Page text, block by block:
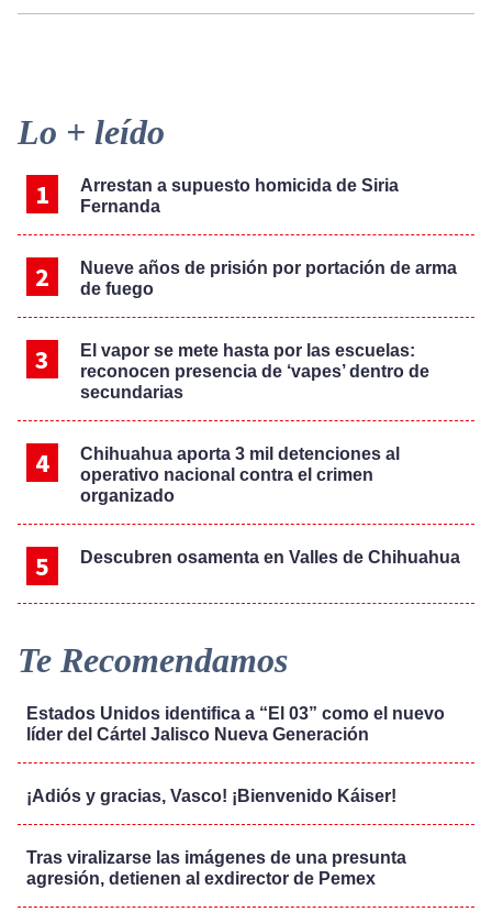
Primary
Sidebar
Lo + leído
Arrestan a supuesto homicida de Siria
Fernanda
Nueve años de prisión por portación de arma
de fuego
El vapor se mete hasta por las escuelas:
reconocen presencia de ‘vapes’ dentro de
secundarias
Chihuahua aporta 3 mil detenciones al
operativo nacional contra el crimen
organizado
Descubren osamenta en Valles de Chihuahua
Te Recomendamos
Estados Unidos identifica a “El 03” como el nuevo
líder del Cártel Jalisco Nueva Generación
¡Adiós y gracias, Vasco! ¡Bienvenido Káiser!
Tras viralizarse las imágenes de una presunta
agresión, detienen al exdirector de Pemex